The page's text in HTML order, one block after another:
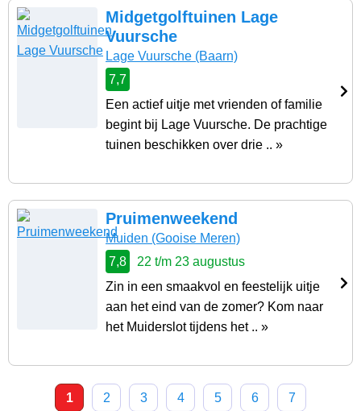
Midgetgolftuinen Lage
Vuursche
Lage Vuursche (Baarn)
7,7
Een actief uitje met vrienden of familie
begint bij Lage Vuursche. De prachtige
tuinen beschikken over drie .. »
Pruimenweekend
Muiden (Gooise Meren)
7,8
22 t/m 23 augustus
Zin in een smaakvol en feestelijk uitje
aan het eind van de zomer? Kom naar
het Muiderslot tijdens het .. »
1 2 3 4 5 6 7